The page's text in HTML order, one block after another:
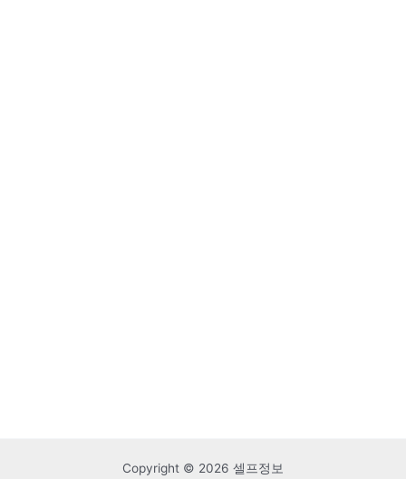
Copyright © 2026 셀프정보